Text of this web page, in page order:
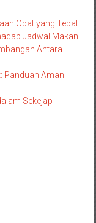
Obat yang Tepat
Jadwal Makan
Antara
Panduan Aman
Sekejap